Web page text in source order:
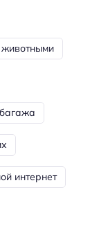
интернет